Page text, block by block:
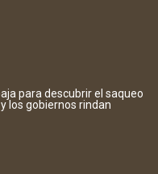
para descubrir el saqueo
los gobiernos rindan